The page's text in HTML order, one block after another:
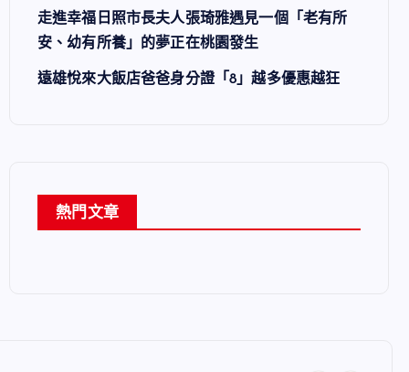
走進幸福日照市長夫人張琦雅遇見一個「老有所
安、幼有所養」的夢正在桃園發生
遠雄悅來大飯店爸爸身分證「8」越多優惠越狂
熱門文章